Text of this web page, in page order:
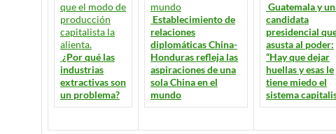
¿Por qué las
industrias
extractivas son
un problema?
Establecimiento de
relaciones
diplomáticas China-
Honduras refleja las
aspiraciones de una
sola China en el
mundo
Guatemala y
candidata
presidencial
asusta al poder:
“Hay que dejar
huellas y esas le
tiene miedo el
sistema